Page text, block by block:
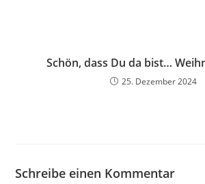
Schön, dass Du da bist…
25. Dezember 2024
Schreibe einen Kommentar